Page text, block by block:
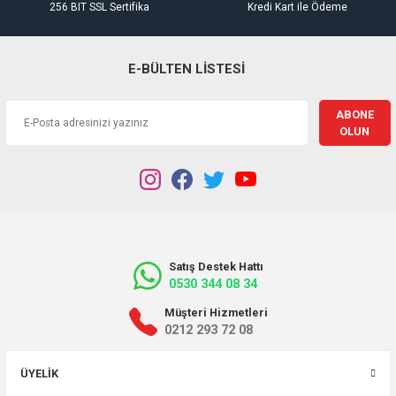
256 BIT SSL Sertifika Kredi Kart ile Ödeme
E-BÜLTEN LİSTESİ
ABONE
OLUN
Satış Destek Hattı
0530 344 08 34
Müşteri Hizmetleri
0212 293 72 08
ÜYELIK